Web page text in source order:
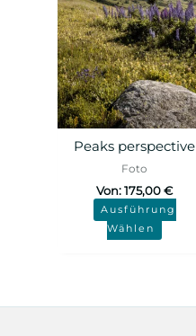
Peaks perspective
Foto
Von:175,00€
Ausführung
Wählen